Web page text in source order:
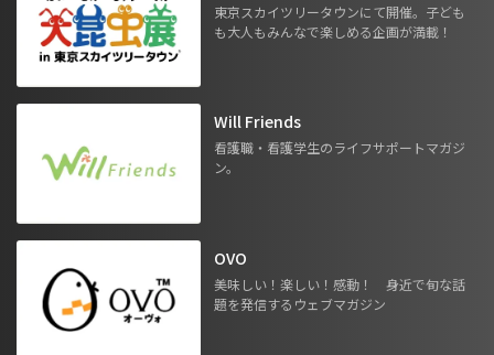
東京スカイツリータウンにて開催。子ども
も大人もみんなで楽しめる企画が満載！
Will Friends
看護職・看護学生のライフサポートマガジ
ン。
OVO
美味しい！楽しい！感動！ 身近で旬な話
題を発信するウェブマガジン